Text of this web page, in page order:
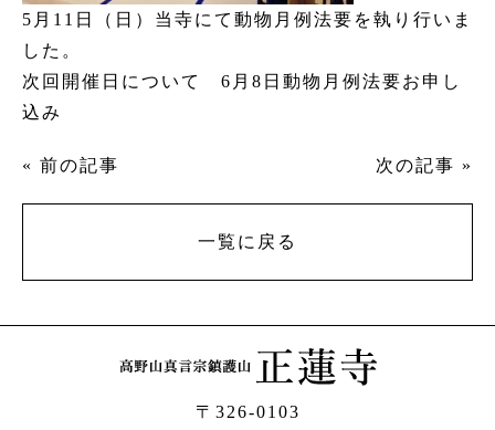
5月11日（日）当寺にて動物月例法要を執り行いま
した。
次回開催日について 6月8日動物月例法要お申し
込み
« 前の記事 次の記事 »
一覧に戻る
〒326-0103